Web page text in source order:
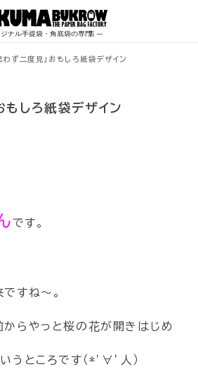
思わず二度見」おもしろ紙袋デザイン
もしろ紙袋デザイン
です。
すね～。
からやっと桜の花が開きはじめ
うところです（*’∀’人）